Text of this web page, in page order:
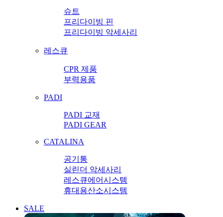
슈트
프리다이빙 핀
프리다이빙 악세사리
레스큐
CPR 제품
부력용품
PADI
PADI 교재
PADI GEAR
CATALINA
공기통
실린더 악세사리
레스큐에어시스템
휴대용산소시스템
SALE